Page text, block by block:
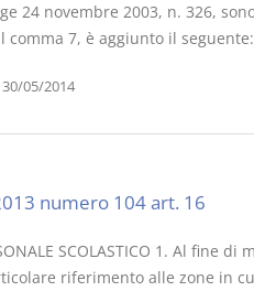
24 novembre 2003, n. 326,
comma 7, è aggiunto il
30/05/2014
numero 104 art. 16
SCOLASTICO 1. Al fine
riferimento alle zone in